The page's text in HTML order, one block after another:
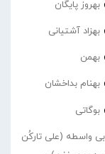
بهروز پایگان
بهزاد آشتیانی
بهمن
بهنام بداخشان
بوگاتی
بی واسطه (علی تارکُن